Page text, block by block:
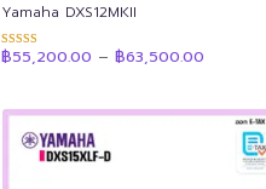
Yamaha DXS12MKII
ให้คะแนน
฿55,200.00 – ฿63,500.00
฿